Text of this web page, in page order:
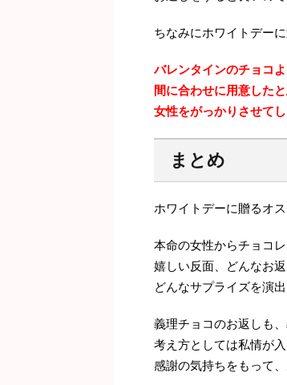
ちなみにホワイトデー
バレンタインのチョコ
間に合わせに用意した
女性をがっかりさせて
まとめ
ホワイトデーに贈るオ
本命の女性からチョコ
嬉しい反面、どんなお
どんなサプライズを演
義理チョコのお返しも
考え方としては私情が
感謝の気持ちをもって